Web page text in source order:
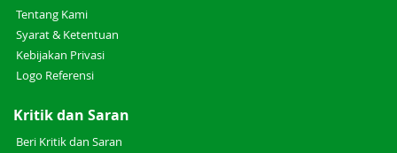
Tentang Kami
Syarat & Ketentuan
Kebijakan Privasi
Logo Referensi
Kritik dan Saran
Beri Kritik dan Saran